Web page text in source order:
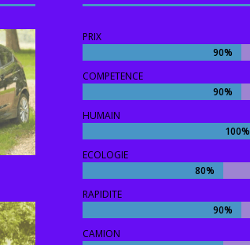
PRIX
90%
90%
COMPETENCE
90%
90%
HUMAIN
100%
100%
ECOLOGIE
80%
80%
RAPIDITE
90%
90%
CAMION